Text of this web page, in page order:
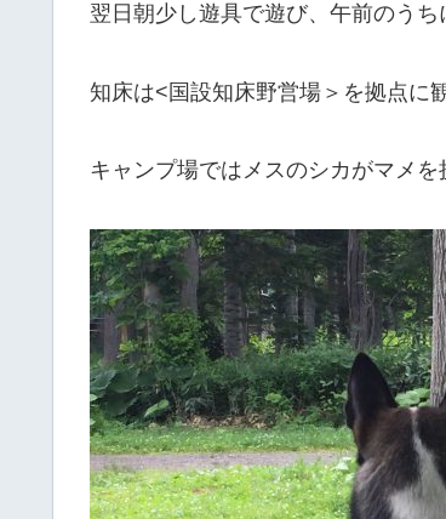
翌日朝少し遊具で遊び、午前のうち
知床は<国設知床野営場＞を拠点に
キャンプ場ではメスのシカがマメを